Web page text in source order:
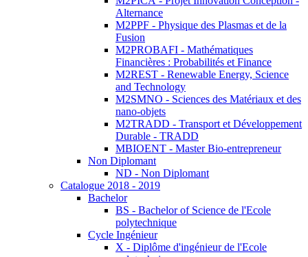
Alternance
M2PPF - Physique des Plasmas et de la
Fusion
M2PROBAFI - Mathématiques
Financières : Probabilités et Finance
M2REST - Renewable Energy, Science
and Technology
M2SMNO - Sciences des Matériaux et des
nano-objets
M2TRADD - Transport et Développement
Durable - TRADD
MBIOENT - Master Bio-entrepreneur
Non Diplomant
ND - Non Diplomant
Catalogue 2018 - 2019
Bachelor
BS - Bachelor of Science de l'Ecole
polytechnique
Cycle Ingénieur
X - Diplôme d'ingénieur de l'Ecole